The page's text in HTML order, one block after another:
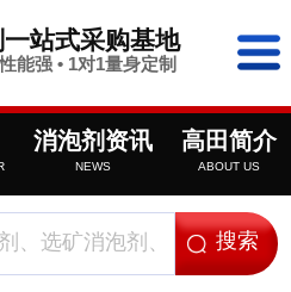
站式采购基地
能强 • 1对1量身定制
消泡剂资讯
NEWS
高田简介
ABOUT US